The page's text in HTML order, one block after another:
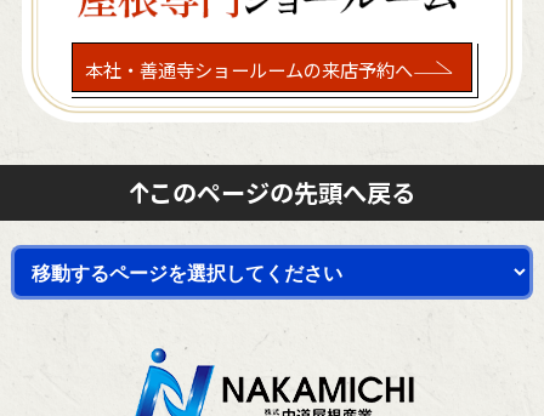
本社・善通寺ショールームの来店予約へ
このページの先頭へ戻る